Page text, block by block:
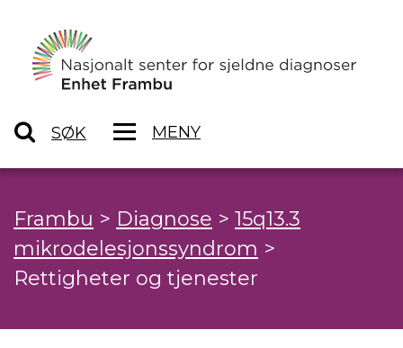
SØK MENY
Frambu > Diagnose > 15q13.3
mikrodelesjonssyndrom >
Rettigheter og tjenester